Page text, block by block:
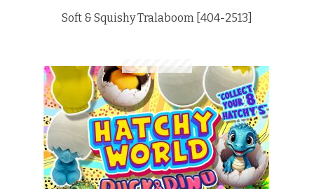
Soft & Squishy Tralaboom [404-2513]